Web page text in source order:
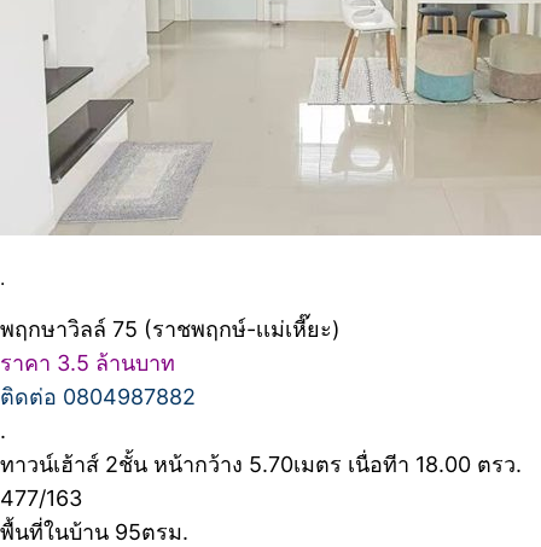
.
พฤกษาวิลล์ 75 (ราชพฤกษ์-เเม่เหี๊ยะ)
ราคา 3.5 ล้านบาท
ติดต่อ 0804987882
.
ทาวน์เฮ้าส์ 2ชั้น หน้ากว้าง 5.70เมตร เนื่อทีา 18.00 ตรว.
477/163
พื้นที่ในบ้าน 95ตรม.